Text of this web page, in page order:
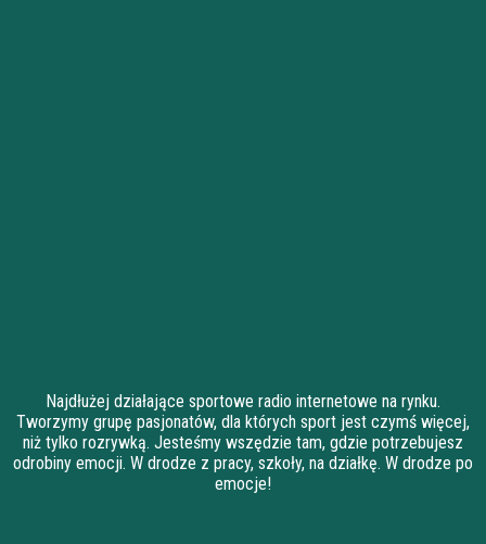
Najdłużej działające sportowe radio internetowe na rynku.
Tworzymy grupę pasjonatów, dla których sport jest czymś więcej,
niż tylko rozrywką. Jesteśmy wszędzie tam, gdzie potrzebujesz
odrobiny emocji. W drodze z pracy, szkoły, na działkę. W drodze po
emocje!